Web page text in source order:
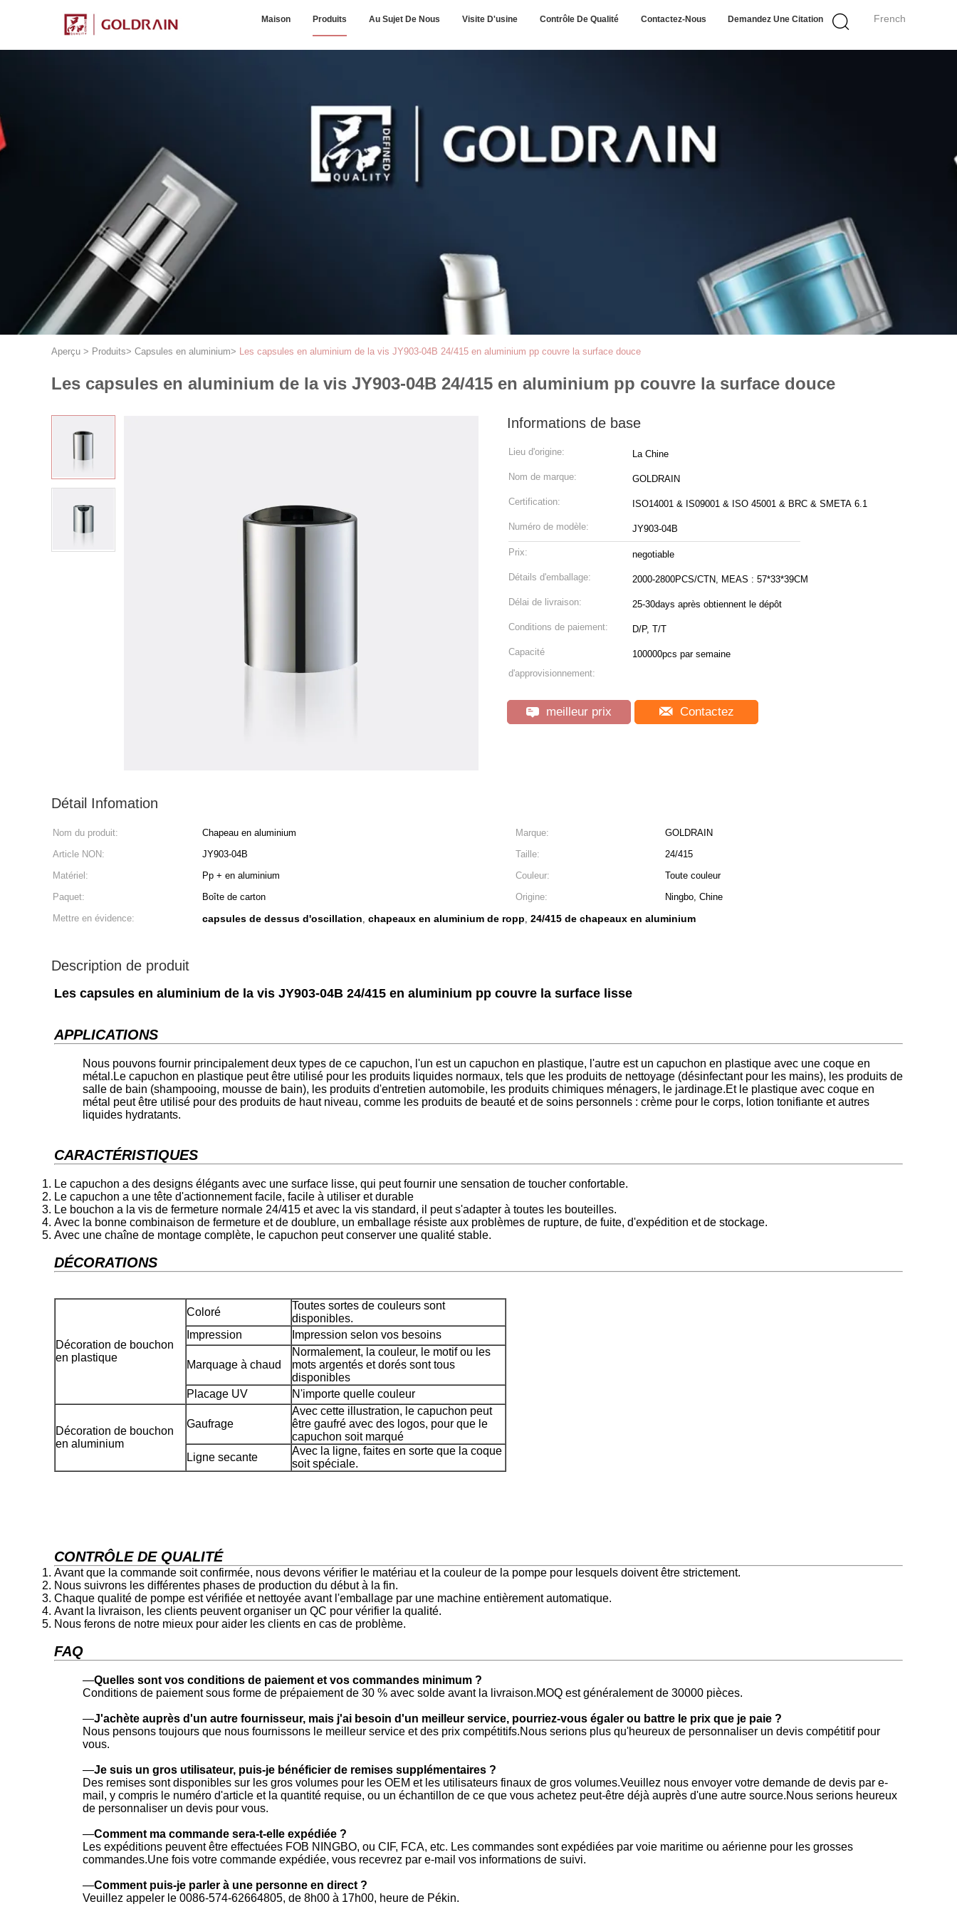
French
Maison Produits Au Sujet De Nous Visite D'usine Contrôle De Qualité Contactez-Nous Demandez Une Citation
Aperçu > Produits> Capsules en aluminium> Les capsules en aluminium de la vis JY903-04B 24/415 en aluminium pp couvre la surface douce
Les capsules en aluminium de la vis JY903-04B 24/415 en aluminium pp couvre la surface douce
Informations de base
Lieu d'origine: La Chine
Nom de marque: GOLDRAIN
Certification: ISO14001 & IS09001 & ISO 45001 & BRC & SMETA 6.1
Numéro de modèle: JY903-04B
Prix: negotiable
Détails d'emballage: 2000-2800PCS/CTN, MEAS : 57*33*39CM
Délai de livraison: 25-30days après obtiennent le dépôt
Conditions de paiement: D/P, T/T
Capacité
d'approvisionnement:
100000pcs par semaine
meilleur prix Contactez
Détail Infomation
Nom du produit: Chapeau en aluminium Marque:
GOLDRAIN
Article NON:
JY903-04B Taille:
24/415
Matériel:
Pp + en aluminium Couleur:
Toute couleur
Paquet:
Boîte de carton Origine:
Ningbo, Chine
Mettre en évidence:
capsules de dessus d'oscillation, chapeaux en aluminium de ropp, 24/415 de chapeaux en aluminium
Description de produit
Les capsules en aluminium de la vis JY903-04B 24/415 en aluminium pp couvre la surface lisse
APPLICATIONS
Nous pouvons fournir principalement deux types de ce capuchon, l'un est un capuchon en plastique, l'autre est un capuchon en plastique avec une coque en
métal.Le capuchon en plastique peut être utilisé pour les produits liquides normaux, tels que les produits de nettoyage (désinfectant pour les mains), les produits de
salle de bain (shampooing, mousse de bain), les produits d'entretien automobile, les produits chimiques ménagers, le jardinage.Et le plastique avec coque en
métal peut être utilisé pour des produits de haut niveau, comme les produits de beauté et de soins personnels : crème pour le corps, lotion tonifiante et autres
liquides hydratants.
CARACTÉRISTIQUES
Le capuchon a des designs élégants avec une surface lisse, qui peut fournir une sensation de toucher confortable.
Le capuchon a une tête d'actionnement facile, facile à utiliser et durable
Le bouchon a la vis de fermeture normale 24/415 et avec la vis standard, il peut s'adapter à toutes les bouteilles.
Avec la bonne combinaison de fermeture et de doublure, un emballage résiste aux problèmes de rupture, de fuite, d'expédition et de stockage.
Avec une chaîne de montage complète, le capuchon peut conserver une qualité stable.
DÉCORATIONS
Décoration de bouchon
en plastique
Coloré
Toutes sortes de couleurs sont
disponibles.
Impression
Impression selon vos besoins
Marquage à chaud
Normalement, la couleur, le motif ou les
mots argentés et dorés sont tous
disponibles
Placage UV
N'importe quelle couleur
Décoration de bouchon
en aluminium
Gaufrage
Avec cette illustration, le capuchon peut
être gaufré avec des logos, pour que le
capuchon soit marqué
Ligne secante
Avec la ligne, faites en sorte que la coque
soit spéciale.
CONTRÔLE DE QUALITÉ
Avant que la commande soit confirmée, nous devons vérifier le matériau et la couleur de la pompe pour lesquels doivent être strictement.
Nous suivrons les différentes phases de production du début à la fin.
Chaque qualité de pompe est vérifiée et nettoyée avant l'emballage par une machine entièrement automatique.
Avant la livraison, les clients peuvent organiser un QC pour vérifier la qualité.
Nous ferons de notre mieux pour aider les clients en cas de problème.
FAQ
—Quelles sont vos conditions de paiement et vos commandes minimum ?
Conditions de paiement sous forme de prépaiement de 30 % avec solde avant la livraison.MOQ est généralement de 30000 pièces.
—J'achète auprès d'un autre fournisseur, mais j'ai besoin d'un meilleur service, pourriez-vous égaler ou battre le prix que je paie ?
Nous pensons toujours que nous fournissons le meilleur service et des prix compétitifs.Nous serions plus qu'heureux de personnaliser un devis compétitif pour
vous.
—Je suis un gros utilisateur, puis-je bénéficier de remises supplémentaires ?
Des remises sont disponibles sur les gros volumes pour les OEM et les utilisateurs finaux de gros volumes.Veuillez nous envoyer votre demande de devis par e-
mail, y compris le numéro d'article et la quantité requise, ou un échantillon de ce que vous achetez peut-être déjà auprès d'une autre source.Nous serions heureux
de personnaliser un devis pour vous.
—Comment ma commande sera-t-elle expédiée ?
Les expéditions peuvent être effectuées FOB NINGBO, ou CIF, FCA, etc. Les commandes sont expédiées par voie maritime ou aérienne pour les grosses
commandes.Une fois votre commande expédiée, vous recevrez par e-mail vos informations de suivi.
—Comment puis-je parler à une personne en direct ?
Veuillez appeler le 0086-574-62664805, de 8h00 à 17h00, heure de Pékin.